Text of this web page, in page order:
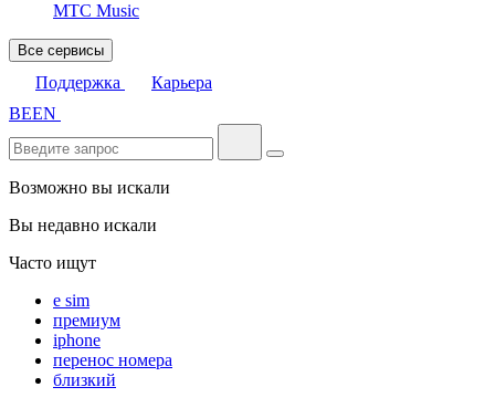
МТС Music
Все сервисы
Поддержка
Карьера
BEEN
Возможно вы искали
Вы недавно искали
Часто ищут
e sim
премиум
iphone
перенос номера
близкий